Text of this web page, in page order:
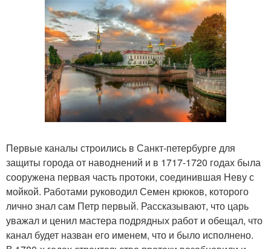
Первые каналы строились в Санкт-петербурге для
защиты города от наводнений и в 1717-1720 годах была
сооружена первая часть протоки, соединившая Неву с
мойкой. Работами руководил Семен крюков, которого
лично знал сам Петр первый. Рассказывают, что царь
уважал и ценил мастера подрядных работ и обещал, что
канал будет назван его именем, что и было исполнено.